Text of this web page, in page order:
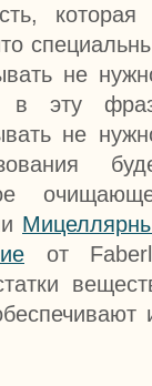
не
в эту
не
от